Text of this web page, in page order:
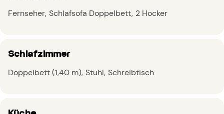
Fernseher Schlafsofa Doppelbett 2 Hocker
Schlafzimmer
Doppelbett (1,40 m) Stuhl Schreibtisch